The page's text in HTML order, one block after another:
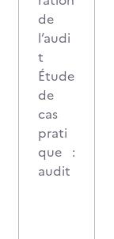
de
l’audi
t
Étude
de
cas
prati
que :
audit